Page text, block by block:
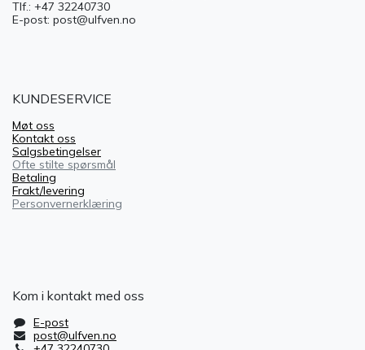
Tlf.: +47 32240730
E-post: post@ulfven.no
KUNDESERVICE
Møt oss
Kontakt oss
Salgsbetingelser
Ofte stilte spørsmål
Betaling
Frakt/levering
Personvernerklæring
Kom i kontakt med oss
E-post
post@ulfven.no